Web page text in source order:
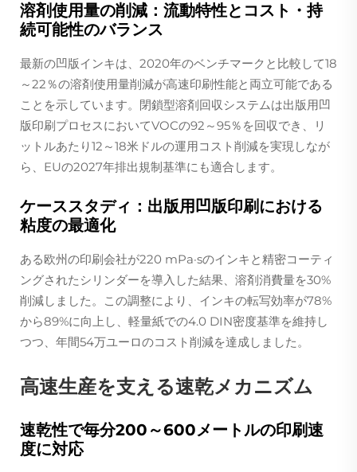
溶剤使用量の削減：流動特性とコスト・持
続可能性のバランス
最新の凹版インキは、2020年のベンチマークと比較して18
～22％の溶剤使用量削減が高速印刷性能と両立可能である
ことを示しています。閉鎖型溶剤回収システムは出版用凹
版印刷プロセスにおいてVOCの92～95％を回収でき、リ
ットルあたり12～18米ドルの運用コスト削減を実現しなが
ら、EUの2027年排出規制基準にも適合します。
ケーススタディ：出版用凹版印刷における
粘度の最適化
ある欧州の印刷会社が220 mPa·sのインキと精密コーティ
ングされたシリンダーを導入した結果、溶剤消費量を30%
削減しました。この調整により、インキの転写効率が78%
から89%に向上し、軽量紙での4.0 DIN密度基準を維持し
つつ、年間54万ユーロのコスト削減を達成しました。
高速生産を支える速乾メカニズム
速乾性で毎分200～600メートルの印刷速
度に対応